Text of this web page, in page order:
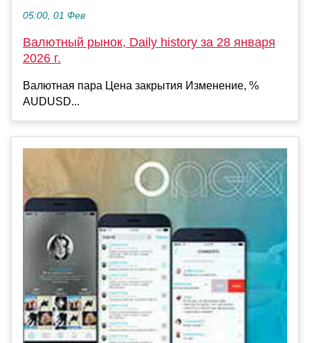
05:00, 01 Фев
Валютный рынок, Daily history за 28 января
2026 г.
Валютная пара Цена закрытия Изменение, %
AUDUSD...